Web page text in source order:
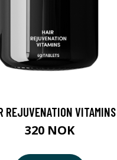
REJUVENATION VITAMINS
320 NOK